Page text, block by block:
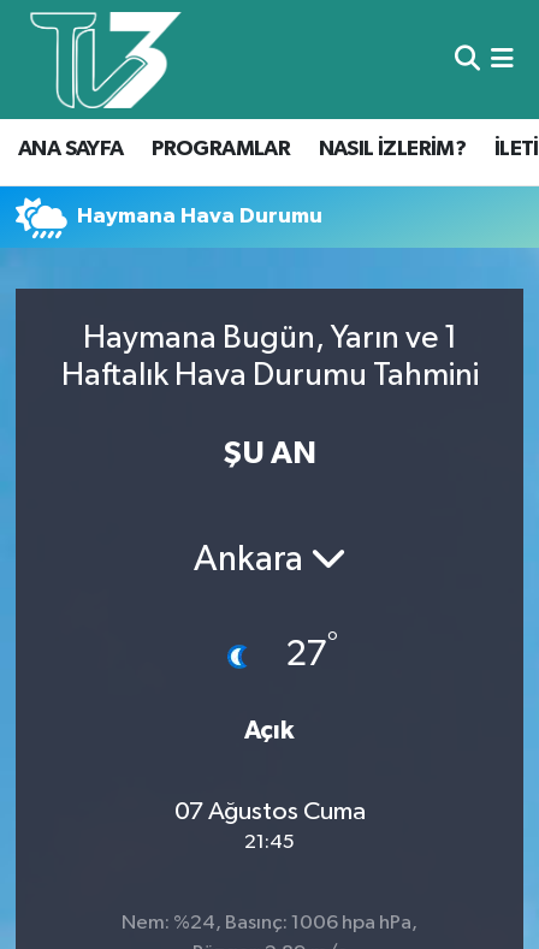
ANA SAYFA PROGRAMLAR NASIL İZLERİM?
Haymana Hava Durumu
Haymana Bugün, Yarın ve 1
Haftalık Hava Durumu Tahmini
ŞU AN
Ankara
27°
Açık
07 Ağustos Cuma
21:45
Nem: %24, Basınç: 1006 hpa hPa,
Foto Galeri
Canlı Yayın
ANA SAYFA
PROGRAMLAR
NASIL İZLERİM?
KÜNYE